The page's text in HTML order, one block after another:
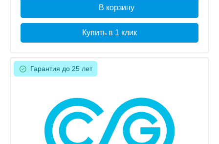
В корзину
Купить в 1 клик
Гарантия до 25 лет